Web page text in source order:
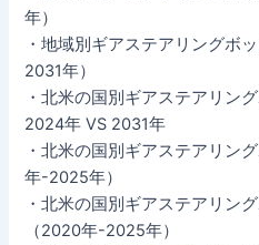
年）
・地域別ギアステアリングボ
2031年）
・北米の国別ギアステアリン
2024年 VS 2031年
・北米の国別ギアステアリン
年-2025年）
・北米の国別ギアステアリン
（2020年-2025年）